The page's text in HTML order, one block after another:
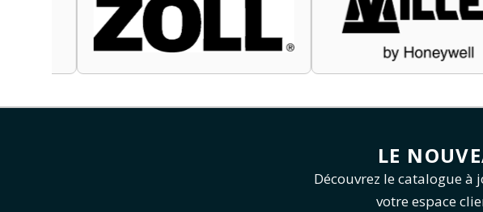
LE
Découvrez le catalogue à
votre espace